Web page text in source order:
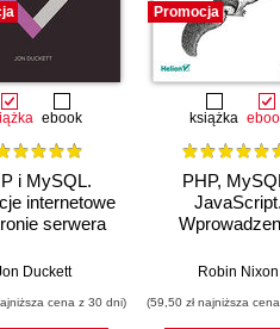
ebook
i MySQL.
internetowe
serwera
Duckett
cena z 30 dni)
Promocja
książka
PHP,
JavaScript.
Robin Nixon
(59,50 zł najniższa